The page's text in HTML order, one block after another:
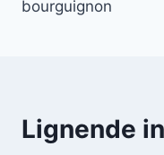
bourguignon
Lignende